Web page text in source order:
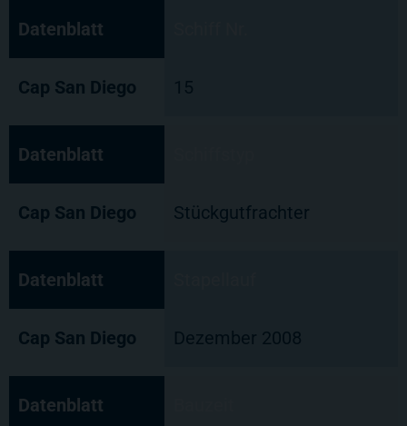
Datenblatt
Cap San Diego 15
Datenblatt
Cap San Diego Stückgutfrachter
Datenblatt
Cap San Diego Dezember 2008
Datenblatt